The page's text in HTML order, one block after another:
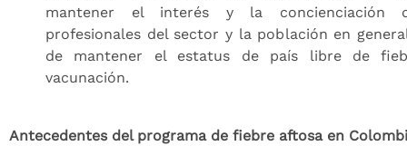
mantener el interés y la concienciación
profesionales del sector y la población en
de mantener el estatus de país libre de
vacunación.
Antecedentes del programa de fiebre aftosa en